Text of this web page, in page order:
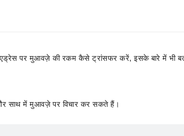
एड्रेस पर मुआवज़े की रकम कैसे ट्रांसफर करें, इसके बारे में भी
साथ में मुआवज़े पर विचार कर सकते हैं।